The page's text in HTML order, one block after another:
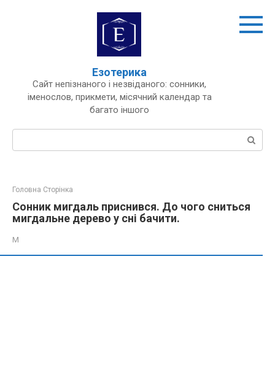
Езотерика
Сайт непізнаного і незвіданого: сонники,
іменослов, прикмети, місячний календар та
багато іншого
Пошук:
Головна Сторінка
Сонник мигдаль приснився. До чого сниться
мигдальне дерево у сні бачити.
М